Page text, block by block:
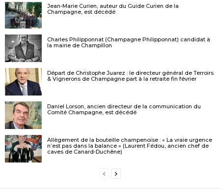
Jean-Marie Curien, auteur du Guide Curien de la
Champagne, est décédé
Charles Philipponnat (Champagne Philipponnat) candidat à
la mairie de Champillon
Départ de Christophe Juarez : le directeur général de Terroirs
& Vignerons de Champagne part à la retraite fin février
Daniel Lorson, ancien directeur de la communication du
Comité Champagne, est décédé
Allègement de la bouteille champenoise : « La vraie urgence
n’est pas dans la balance » (Laurent Fédou, ancien chef de
caves de Canard-Duchêne)